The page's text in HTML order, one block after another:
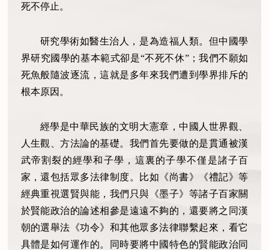
死不停止。
研究學術如醫生治人，是為造福人類。但中國學
界研究國學的基本範式卻是“不死不休”；我們不願如
死魚般隨波逐流，這就是多年來我們遭到學界排斥的
根本原因。
經學是中華民族的文明大憲章，中國人世界觀、
人生觀、方法論的基礎。我們首先要做的是貫通被漢
武帝割裂的經學和子學，這裏的子學不僅是諸子百
家，還包括眾多法律制度。比如《尚書》《禮記》等
經典重視選賢與能，我們只與《墨子》等諸子百家關
於賢能政治的論述相參是遠遠不夠的，還要將之同漢
朝的選舉法《功令》和其他眾多法律聯繫起來，看它
具體是如何運作的。同時要將中國特色的賢能政治同